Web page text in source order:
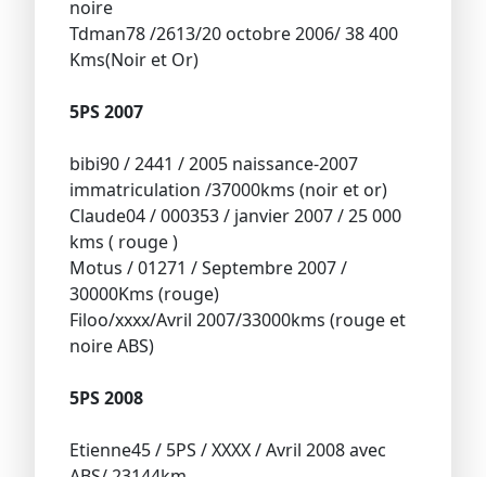
noire
Tdman78 /2613/20 octobre 2006/ 38 400
Kms(Noir et Or)
5PS 2007
bibi90 / 2441 / 2005 naissance-2007
immatriculation /37000kms (noir et or)
Claude04 / 000353 / janvier 2007 / 25 000
kms ( rouge )
Motus / 01271 / Septembre 2007 /
30000Kms (rouge)
Filoo/xxxx/Avril 2007/33000kms (rouge et
noire ABS)
5PS 2008
Etienne45 / 5PS / XXXX / Avril 2008 avec